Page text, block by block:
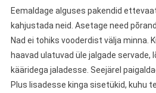
Eemaldage alguses pakendid
kahjustada neid. Asetage need
Nad ei tohiks vooderdist välja minna.
haavad ulatuvad üle jalgade servade,
kääridega jaladesse. Seejärel
Plus lisadesse kinga sisetükid, kuhu